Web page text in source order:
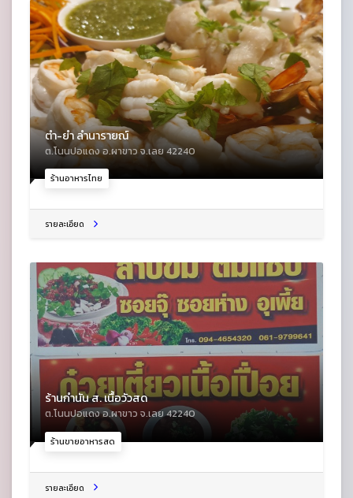
ร้านอาหารไทย
ตำ-ยำ ลำนารายณ์
ต.โนนปอแดง อ.ผาขาว จ.เลย 42240
รายละเอียด
ร้านขายอาหารสด
ร้านกำนัน ส. เนื้อวัวสด
ต.โนนปอแดง อ.ผาขาว จ.เลย 42240
รายละเอียด